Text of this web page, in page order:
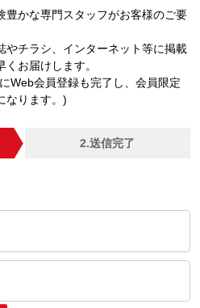
豊かな専門スタッフがお客様のご要
やチラシ、インターネット等に掲載
お届けします。
Web会員登録も完了し、会員限定
なります。)
2.送信完了